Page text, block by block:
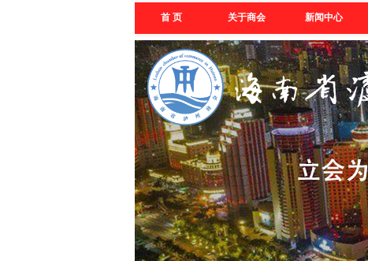
首 页 关于商会 新闻中心